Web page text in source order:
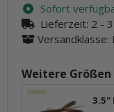
Sofort
Lieferzeit: 2 -
Weitere Größen
3.5"